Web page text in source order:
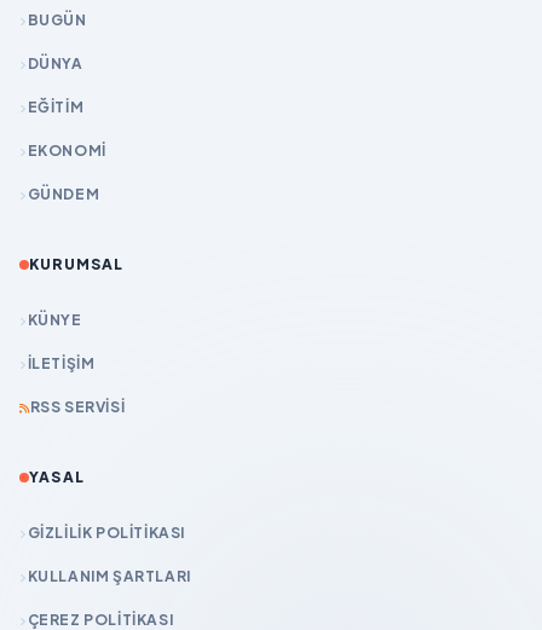
BUGÜN
DÜNYA
EĞİTİM
EKONOMİ
GÜNDEM
KURUMSAL
KÜNYE
İLETIŞIM
RSS SERVISI
YASAL
GIZLILIK POLITIKASI
KULLANIM ŞARTLARI
ÇEREZ POLITIKASI